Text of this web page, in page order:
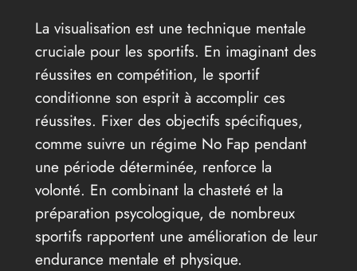
La visualisation est une technique mentale
cruciale pour les sportifs. En imaginant des
réussites en compétition, le sportif
conditionne son esprit à accomplir ces
réussites. Fixer des objectifs spécifiques,
comme suivre un régime No Fap pendant
une période déterminée, renforce la
volonté. En combinant la chasteté et la
préparation psycologique, de nombreux
sportifs rapportent une amélioration de leur
endurance mentale et physique.